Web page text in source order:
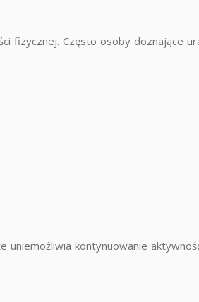
fizycznej. Często osoby doznające
kontynuowanie